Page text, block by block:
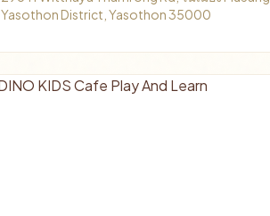
Yasothon District, Yasothon 35000